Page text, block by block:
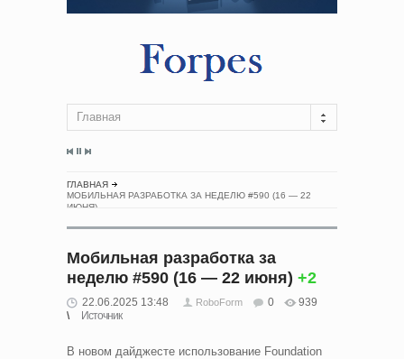
Главная
ГЛАВНАЯ
МОБИЛЬНАЯ РАЗРАБОТКА ЗА НЕДЕЛЮ #590 (16 — 22
ИЮНЯ)
Мобильная разработка за
неделю #590 (16 — 22 июня) +2
22.06.2025 13:48 RoboForm 0
939
Источник
В новом дайджесте использование Foundation